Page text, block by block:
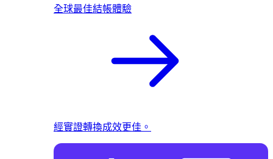
全球最佳結帳體驗
經實證轉換成效更佳。